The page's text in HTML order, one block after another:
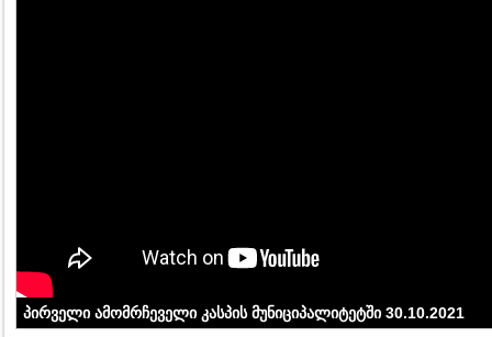
პირველი ამომრჩეველი კასპის მუნიციპალიტეტში 30.10.2021